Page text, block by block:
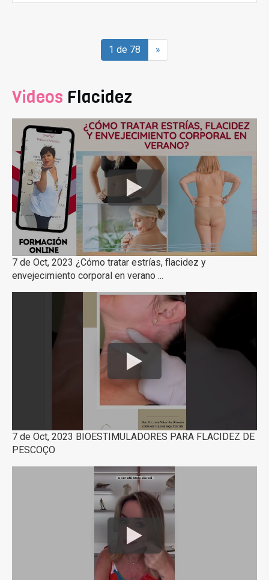
1 de 78 »
Videos Flacidez
7 de Oct, 2023 ¿Cómo tratar estrías, flacidez y
envejecimiento corporal en verano ...
7 de Oct, 2023 BIOESTIMULADORES PARA FLACIDEZ DE
PESCOÇO